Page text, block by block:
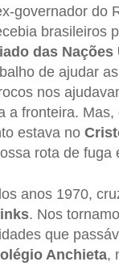
governador do
brasileiros
das Nações
de ajudar
nos
a fronteira.
estava no
rota de fuga
anos 1970,
. Nos
que
Anchieta,